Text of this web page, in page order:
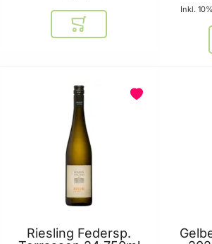
In den Warenkorb
Inkl.
Riesling Federsp.